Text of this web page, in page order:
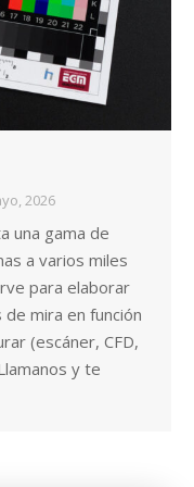
2026
una gama de
a varios miles
para elaborar
mira en función
(escáner, CFD,
y te